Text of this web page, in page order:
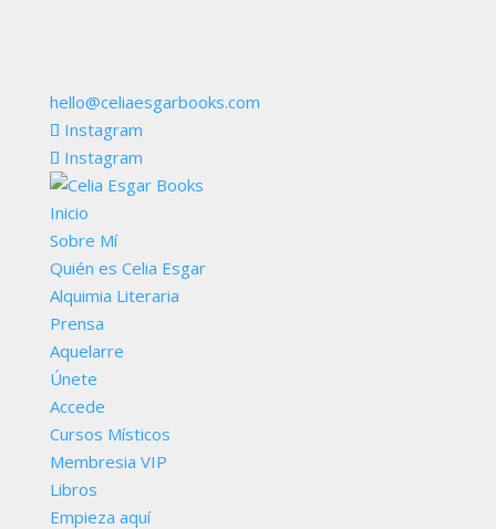
hello@celiaesgarbooks.com
Instagram
Instagram
Inicio
Sobre Mí
Quién es Celia Esgar
Alquimia Literaria
Prensa
Aquelarre
Únete
Accede
Cursos Místicos
Membresia VIP
Libros
Empieza aquí